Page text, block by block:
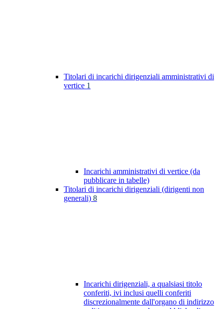
Titolari di incarichi dirigenziali amministrativi di
vertice 1
Incarichi amministrativi di vertice (da
pubblicare in tabelle)
Titolari di incarichi dirigenziali (dirigenti non
generali) 8
Incarichi dirigenziali, a qualsiasi titolo
conferiti, ivi inclusi quelli conferiti
discrezionalmente dall'organo di indirizzo